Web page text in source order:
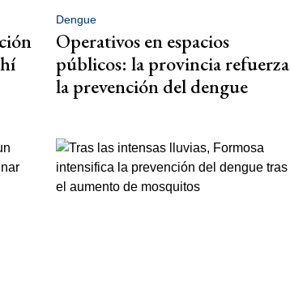
Dengue
Operativos en espacios
públicos: la provincia refuerza
la prevención del dengue